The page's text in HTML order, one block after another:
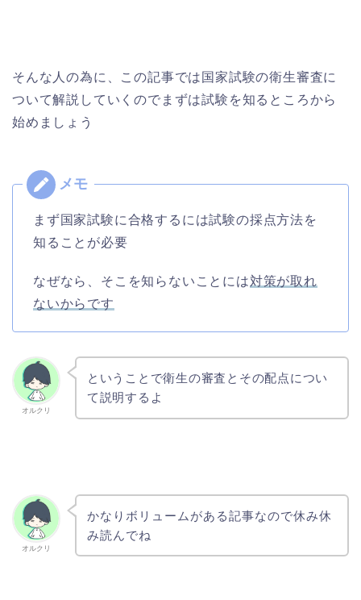
そんな人の為に、この記事では国家試験の衛生審査に
ついて解説していくのでまずは試験を知るところから
始めましょう
まず国家試験に合格するには試験の採点方法を
知ることが必要
なぜなら、そこを知らないことには対策が取れ
ないからです
オルクリ
ということで衛生の審査とその配点につい
て説明するよ
オルクリ
かなりボリュームがある記事なので休み休
み読んでね